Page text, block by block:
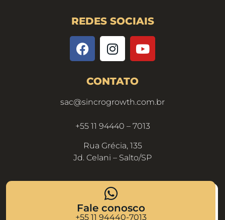
REDES SOCIAIS
CONTATO
sac@sincrogrowth.com.br
+55 11 94440 – 7013
Rua Grécia, 135
Jd. Celani – Salto/SP
Fale conosco
+55 11 94440-7013